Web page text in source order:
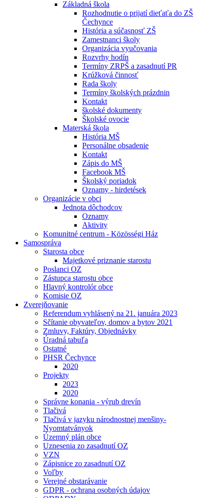
Základná škola
Rozhodnutie o prijatí dieťaťa do ZŠ
Čechynce
História a súčasnosť ZŠ
Zamestnanci školy
Organizácia vyučovania
Rozvrhy hodín
Termíny ZRPŠ a zasadnutí PR
Krúžková činnosť
Rada školy
Termíny školských prázdnin
Kontakt
školské dokumenty
Školské ovocie
Materská škola
História MŠ
Personálne obsadenie
Kontakt
Zápis do MŠ
Facebook MŠ
Školský poriadok
Oznamy - hirdetések
Organizácie v obci
Jednota dôchodcov
Oznamy
Aktivity
Komunitné centrum - Közösségi Ház
Samospráva
Starosta obce
Majetkové priznanie starostu
Poslanci OZ
Zástupca starostu obce
Hlavný kontrolór obce
Komisie OZ
Zverejňovanie
Referendum vyhlásený na 21. januára 2023
Sčítanie obyvateľov, domov a bytov 2021
Zmluvy, Faktúry, Objednávky
Úradná tabuľa
Ostatné
PHSR Čechynce
2020
Projekty
2023
2020
Správne konania - výrub drevín
Tlačivá
Tlačivá v jazyku národnostnej menšiny-
Nyomtatványok
Územný plán obce
Uznesenia zo zasadnutí OZ
VZN
Zápisnice zo zasadnutí OZ
Voľby
Verejné obstarávanie
GDPR - ochrana osobných údajov